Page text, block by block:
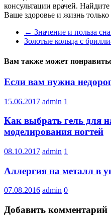
консультации врачей.
Ваше здоровье и жизнь
← Значение и польза
Золотые кольца с
Вам также может
Если вам нужна
15.06.2017 admin 1
Как выбрать гель для
моделирования ногтей
08.10.2017 admin 1
Аллергия на металл в
07.08.2016 admin 0
Добавить комментарий